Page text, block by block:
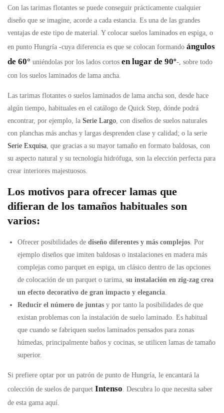
Con las tarimas flotantes se puede conseguir prácticamente cualquier
diseño que se imagine, acorde a cada estancia. Es una de las grandes
ventajas de este tipo de material. Y colocar suelos laminados en espiga, o
en punto Hungría -cuya diferencia es que se colocan formando ángulos
de 60° uniéndolas por los lados cortos en lugar de 90º-, sobre todo
con los suelos laminados de lama ancha.
Las tarimas flotantes o suelos laminados de lama ancha son, desde hace
algún tiempo, habituales en el catálogo de Quick Step, dónde podrá
encontrar, por ejemplo, la Serie Largo , con diseños de suelos naturales
con planchas más anchas y largas desprenden clase y calidad; o la serie
Serie Exquisa , que gracias a su mayor tamaño en formato baldosas, con
su aspecto natural y su tecnología hidrófuga, son la elección perfecta para
crear interiores majestuosos.
Los motivos para ofrecer lamas que
difieran de los tamaños habituales son
varios:
Ofrecer posibilidades de diseño diferentes y más complejos . Por
ejemplo diseños que imiten baldosas o instalaciones en madera más
complejas como parquet en espiga, un clásico dentro de las opciones
de colocación de un parquet o tarima, su instalación en zig-zag crea
un efecto decorativo de gran impacto y elegancia
Reducir el número de juntas y por tanto la posibilidades de que
existan problemas con la instalación de suelo laminado. Es habitual
que cuando se fabriquen suelos laminados pensados para zonas
húmedas, principalmente baños y cocinas, se utilicen lamas de tamaño
superior.
Si prefiere optar por un patrón de punto de Hungría, le encantará la
colección de suelos de parquet Intenso . Descubra lo que necesita saber
de esta gama aquí.